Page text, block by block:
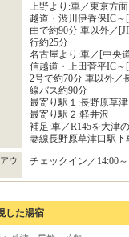
上野より:車／東京方
越道・渋川伊香保IC～
由で約90分 車以外／
行約25分
名古屋より:車／[中央
信越道・上田菅平IC
2号で約70分 車以外／
線バス約90分
最寄り駅１:長野原草津
最寄り駅２:軽井沢
補足:車／R145を大津
妻線長野原草津口駅下
ウ
チェックイン／14:00
した湯宿